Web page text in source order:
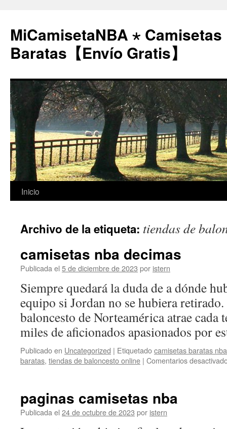
MiCamisetaNBA ⋆ Camisetas
Baratas【Envío Gratis】
Saltar
contenido
Inicio
Archivo de la etiqueta: tiendas de
camisetas nba decimas
Publicada el 5 de diciembre de 2023 por istern
Siempre quedará la duda de a dónde
equipo si Jordan no se hubiera
baloncesto de Norteamérica atrae cada
miles de aficionados apasionados por
Publicado en Uncategorized | Etiquetadocamisetas baratas
baratas, tiendas de baloncesto online | Comentarios
paginas camisetas nba
Publicada el 24 de octubre de 2023 por istern